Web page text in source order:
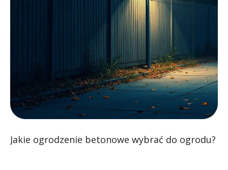
Jakie ogrodzenie betonowe wybrać do ogrodu?